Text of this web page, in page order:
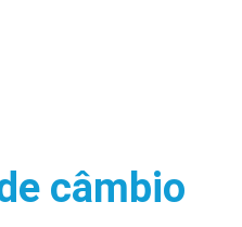
câmbio